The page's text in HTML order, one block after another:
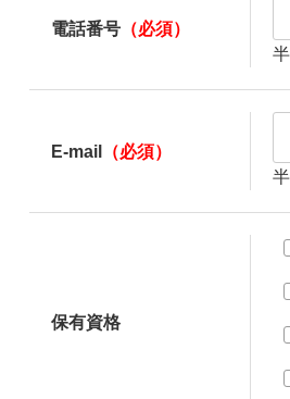
電話番号 （必須）
E-mail
（必須）
保有資格